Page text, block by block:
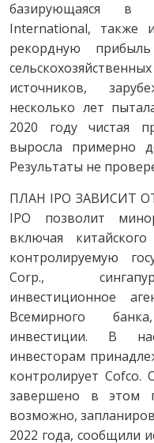
базирующаяся в
International, также
рекордную
источников,
несколько лет
2020 году чистая
выросла примерно
Результаты не
ПЛАН IPO ЗАВИСИТ
IPO позволит
включая
контролируемую
Corp.,
инвестиционное
Всемирного
инвестиции. В
инвесторам
контролирует Cofco.
завершено в этом
возможно,
2022 года, сообщили